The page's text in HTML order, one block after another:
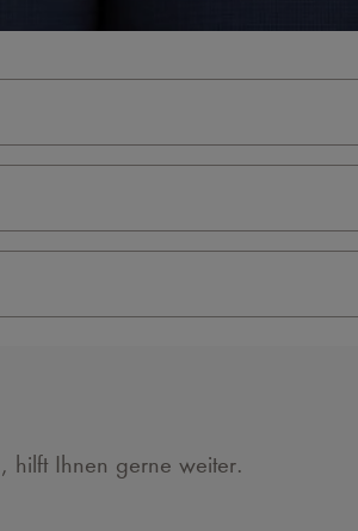
hilft Ihnen gerne weiter.